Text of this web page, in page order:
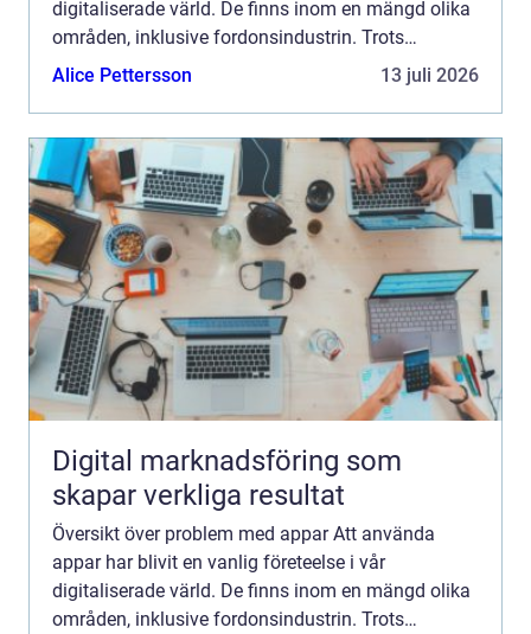
digitaliserade värld. De finns inom en mängd olika
områden, inklusive fordonsindustrin. Trots
fördelarna med appar, såsom ökad
Alice Pettersson 13 juli 2026
Digital marknadsföring som
skapar verkliga resultat
Översikt över problem med appar Att använda
appar har blivit en vanlig företeelse i vår
digitaliserade värld. De finns inom en mängd olika
områden, inklusive fordonsindustrin. Trots